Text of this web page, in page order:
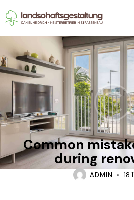
TRENDING
Common
during
ADMIN